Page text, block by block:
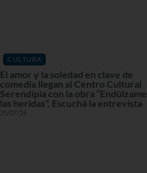
CULTURA
El amor y la soledad en clave de
comedia llegan al Centro Cultural
Serendipia con la obra “Endúlzame
las heridas”. Escuchá la entrevista
31/07/26